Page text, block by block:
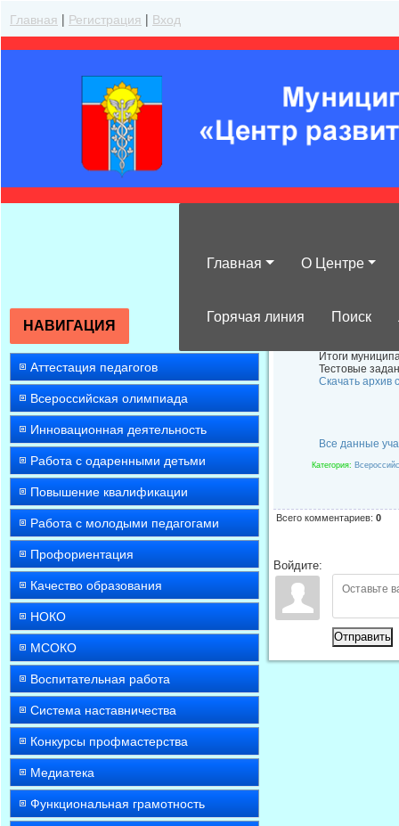
Главная | Регистрация | Вход
Главная О Центре
Горячая линия Поиск
НАВИГАЦИЯ
Аттестация педагогов
Всероссийская олимпиада
Инновационная деятельность
Работа с одаренными детьми
Повышение квалификации
Работа с молодыми педагогами
Профориентация
Качество образования
НОКО
МСОКО
Воспитательная работа
Система наставничества
Конкурсы профмастерства
Медиатека
Функциональная грамотность
Итоги
Тестовые
Скачать архив
Все данные
Категория:
Всего комментариев: 0
Войдите:
Отправить